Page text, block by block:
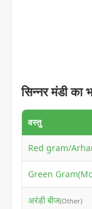
सिन्नर मंडी का
वस्तु
Red gram/
Green
अरंडी बीज(Other)